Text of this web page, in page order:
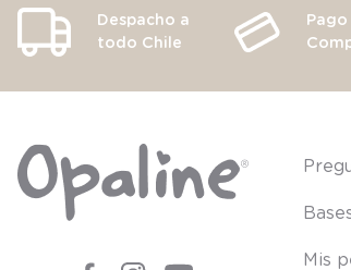
Despacho a
todo Chile
Mis